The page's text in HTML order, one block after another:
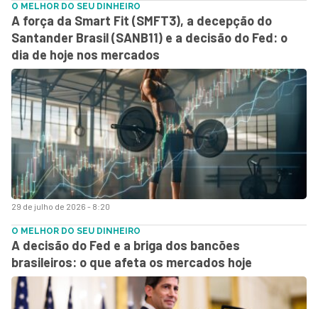
29 de julho de 2026 - 8:20
O MELHOR DO SEU DINHEIRO
A força da Smart Fit (SMFT3), a decepção do
Santander Brasil (SANB11) e a decisão do Fed: o
dia de hoje nos mercados
O MELHOR DO SEU DINHEIRO
A decisão do Fed e a briga dos bancões
brasileiros: o que afeta os mercados hoje